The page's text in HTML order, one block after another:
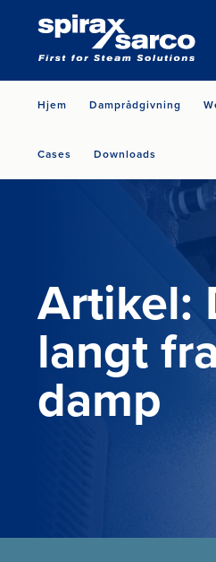
Hjem Damprådgivning
Cases Downloads
Artikel:
langt
damp